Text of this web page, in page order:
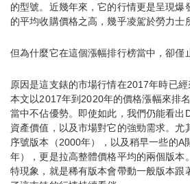
的型號。近幾年來，它的行情更是呈現爆
的平均收購價格之高，幾乎凌駕於勞力士
但為什麼它在這個漲幅排行榜當中，卻僅
原因是這支錶的市場行情在2017年時已
本文以2017年到2020年的價格漲幅來排
當中不佔優勢。即使如此，我們仍能看出
資產價值，以及市場對它的強勁需求。尤
序號版本（2000年），以及稍早一些的A
年），更是拉高整體價格平均的兩個版本
特現象，就是稀有版本會帶動一般版本跟